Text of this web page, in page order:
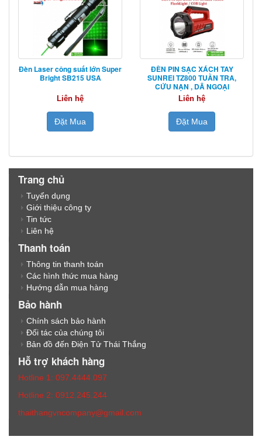
Đèn Laser công suất lớn Super
Bright SB215 USA
Liên hệ
Đặt Mua
ĐÈN PIN SẠC XÁCH TAY
SUNREI TZ800 TUẦN TRA,
CỨU NẠN , DÃ NGOẠI
Liên hệ
Đặt Mua
Trang chủ
Tuyển dụng
Giới thiệu công ty
Tin tức
Liên hệ
Thanh toán
Thông tin thanh toán
Các hình thức mua hàng
Hướng dẫn mua hàng
Bảo hành
Chính sách bảo hành
Đối tác của chúng tôi
Bản đồ đến Điện Tử Thái Thắng
Hỗ trợ khách hàng
Hotline 1: 097.4444.097
Hotline 2: 0912.245.244
thaithangvncompany@gmail.com